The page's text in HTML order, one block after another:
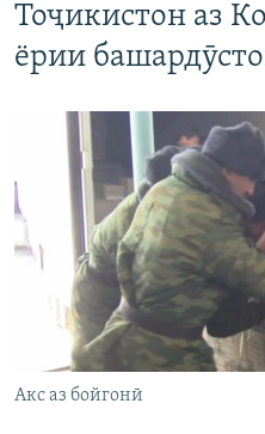
Тоҷикистон аз
ёрии
Акс аз бойгонӣ